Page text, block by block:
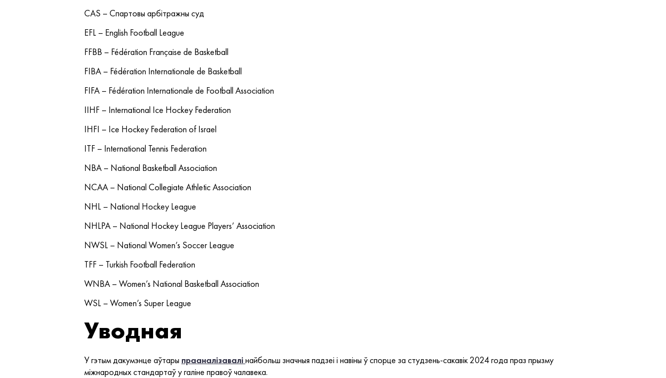
CAS – Спартовы арбітражны суд
EFL – English Football League
FFBB – Fédération Française de Basketball
FIBA – Fédération Internationale de Basketball
FIFA – Fédération Internationale de Football Association
IIHF – International Ice Hockey Federation
IHFI – Ice Hockey Federation of Israel
ITF – International Tennis Federation
NBA – National Basketball Association
NCAA – National Collegiate Athletic Association
NHL – National Hockey League
NHLPA – National Hockey League Players’ Association
NWSL – National Women’s Soccer League
TFF – Turkish Football Federation
WNBA – Women’s National Basketball Association
WSL – Women’s Super League
Уводная
У гэтым дакумэнце аўтары прааналізавалінайбольш значныя падзеі і навіны ў спорце за студзень-сакавік 2024 года праз прызму
міжнародных стандартаў у галіне правоў чалавека.